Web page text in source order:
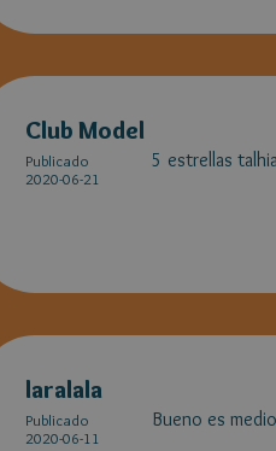
Club Model
Publicado
2020-06-21
5 estrellas
laralala
Publicado
2020-06-11
Bueno es